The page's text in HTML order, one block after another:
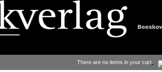
There are no items in your cart.